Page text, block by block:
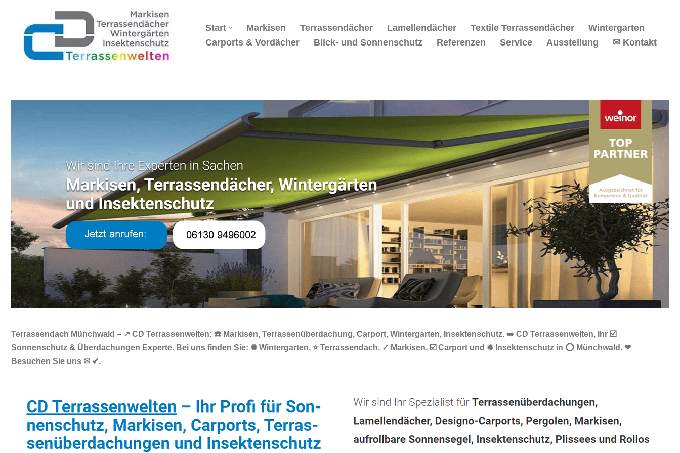
springen
Start Markisen Terrassendächer Lamellendächer Textile Terrassendächer
Wintergarten
Carports & Vordächer
Blick- und Sonnenschutz Referenzen Service Ausstellung ✉ Kontakt
Terrassendach Münchwald – ↗️ CD Terrassenwelten: ☎️ Markisen, Terrassenüberdachung, Carport, Wintergarten, Insektenschutz. ➡️ CD Terrassenwelten, Ihr ☑️
Sonnenschutz & Überdachungen Experte. Bei uns finden Sie: ✺ Wintergarten, ⭐ Terrassendach, ✓ Markisen, ☑️ Carport und ✹ Insektenschutz in ⭕ Münchwald. ❤
Besuchen Sie uns ✉ ✔.